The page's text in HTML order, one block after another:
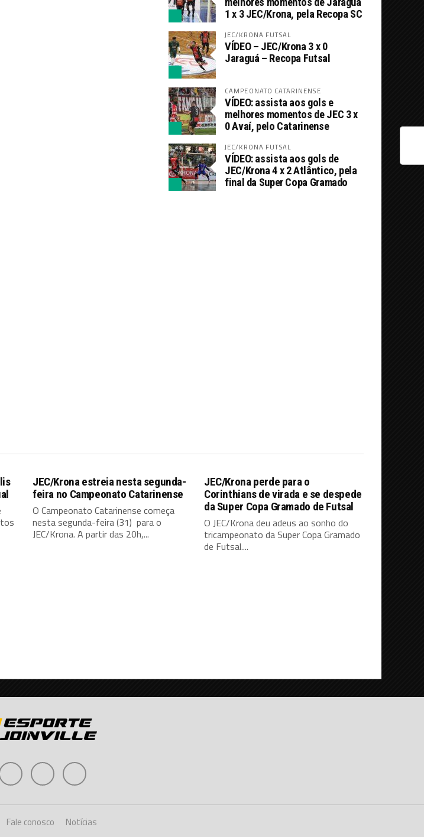
1 x 3 JEC/Krona, pela Recopa SC
JEC/KRONA FUTSAL
VÍDEO – JEC/Krona 3 x 0
Jaraguá – Recopa Futsal
CAMPEONATO CATARINENSE
VÍDEO: assista aos gols e
melhores momentos de JEC 3 x
0 Avaí, pelo Catarinense
JEC/KRONA FUTSAL
VÍDEO: assista aos gols de
JEC/Krona 4 x 2 Atlântico, pela
final da Super Copa Gramado
JEC/Krona estreia nesta segunda-
feira no Campeonato Catarinense
O Campeonato Catarinense começa
nesta segunda-feira (31) para o
JEC/Krona. A partir das 20h,...
JEC/Krona perde para o
Corinthians de virada e se despede
da Super Copa Gramado de Futsal
O JEC/Krona deu adeus ao sonho do
tricampeonato da Super Copa Gramado
de Futsal....
Fale conosco Notícias